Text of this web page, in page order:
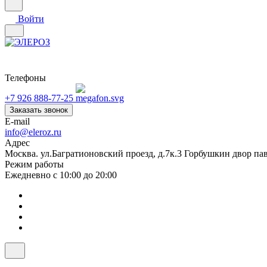
Войти
Телефоны
+7 926 888-77-25
Заказать звонок
E-mail
info@eleroz.ru
Адрес
Москва. ул.Багратионовский проезд, д.7к.3 Горбушкин двор
Режим работы
Ежедневно с 10:00 до 20:00